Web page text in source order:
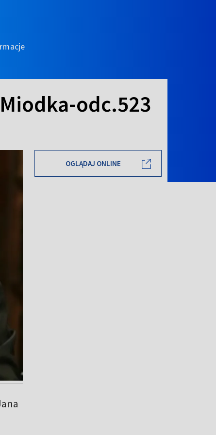
odc.523
OGLĄDAJ ONLINE